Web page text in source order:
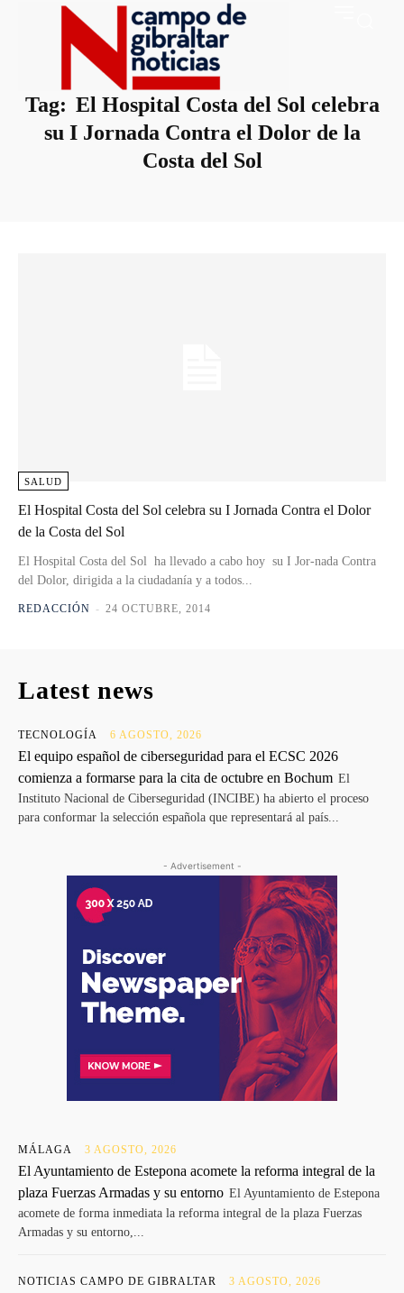
Tag: El Hospital Costa del Sol celebra
su I Jornada Contra el Dolor de la
Costa del Sol
SALUD
El Hospital Costa del Sol celebra su I Jornada Contra el Dolor
de la Costa del Sol
El Hospital Costa del Sol ha llevado a cabo hoy su I Jor-nada Contra
del Dolor, dirigida a la ciudadanía y a todos...
REDACCIÓN - 24 OCTUBRE, 2014
Latest news
TECNOLOGÍA 6 AGOSTO, 2026
El equipo español de ciberseguridad para el ECSC 2026
comienza a formarse para la cita de octubre en Bochum El
Instituto Nacional de Ciberseguridad (INCIBE) ha abierto el proceso
para conformar la selección española que representará al país...
- Advertisement -
MÁLAGA 3 AGOSTO, 2026
El Ayuntamiento de Estepona acomete la reforma integral de la
plaza Fuerzas Armadas y su entorno El Ayuntamiento de Estepona
acomete de forma inmediata la reforma integral de la plaza Fuerzas
Armadas y su entorno,...
NOTICIAS CAMPO DE GIBRALTAR 3 AGOSTO, 2026